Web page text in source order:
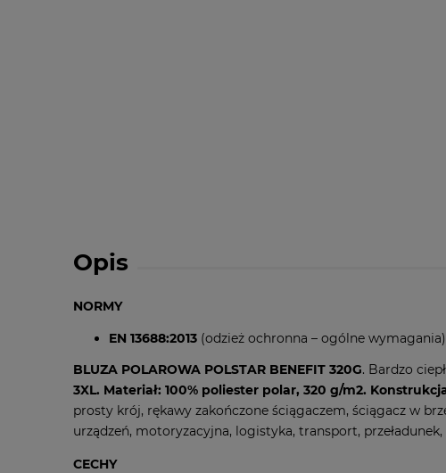
Opis
NORMY
EN 13688:2013 (odzież ochronna – ogólne wymagania)
BLUZA POLAROWA POLSTAR BENEFIT 320G. Bardzo
3XL. Materiał: 100% poliester polar, 320 g/m2.
prosty krój, rękawy zakończone ściągaczem, ściągacz w
urządzeń, motoryzacyjna, logistyka, transport,
CECHY